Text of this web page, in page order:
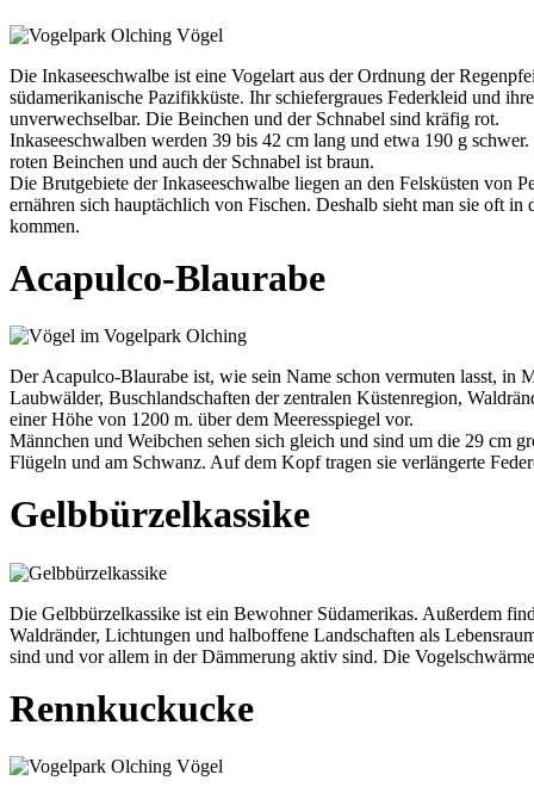
Die Inkaseeschwalbe ist eine Vogelart aus der Ordnung der
südamerikanische Pazifikküste. Ihr schiefergraues Federkleid und
unverwechselbar. Die Beinchen und der Schnabel sind kräfig rot.
Inkaseeschwalben werden 39 bis 42 cm lang und etwa 190 g
roten Beinchen und auch der Schnabel ist braun.
Die Brutgebiete der Inkaseeschwalbe liegen an den Felsküsten von
ernähren sich hauptächlich von Fischen. Deshalb sieht man sie oft
kommen.
Acapulco-Blaurabe
Der Acapulco-Blaurabe ist, wie sein Name schon vermuten lasst, in
Laubwälder, Buschlandschaften der zentralen Küstenregion,
einer Höhe von 1200 m. über dem Meeresspiegel vor.
Männchen und Weibchen sehen sich gleich und sind um die 29 cm
Flügeln und am Schwanz. Auf dem Kopf tragen sie verlängerte
Gelbbürzelkassike
Die Gelbbürzelkassike ist ein Bewohner Südamerikas. Außerdem
Waldränder, Lichtungen und halboffene Landschaften als
sind und vor allem in der Dämmerung aktiv sind. Die
Rennkuckucke